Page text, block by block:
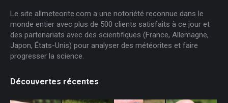
Le site allmeteorite.com a une notoriété reconnue dans le
monde entier avec plus de 500 clients satisfaits à ce jour et
des partenariats avec des scientifiques (France, Allemagne,
Japon, États-Unis) pour analyser des météorites et faire
progresser la science.
Découvertes récentes